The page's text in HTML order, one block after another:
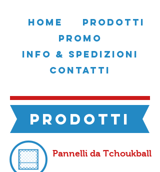
HOME
PRODOTTI
PROMO
INFO & SPEDIZIONI
CONTATTI
prodotti
Pannelli da Tchoukball